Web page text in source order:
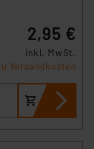
2,95 €
inkl. MwSt.
Versandkosten